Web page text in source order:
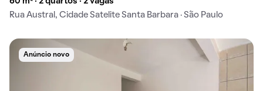
Rua Austral, Cidade Satelite Santa Barbara · São Paulo
Anúncio novo